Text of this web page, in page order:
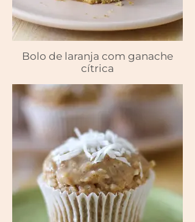
Bolo de laranja com ganache
cítrica